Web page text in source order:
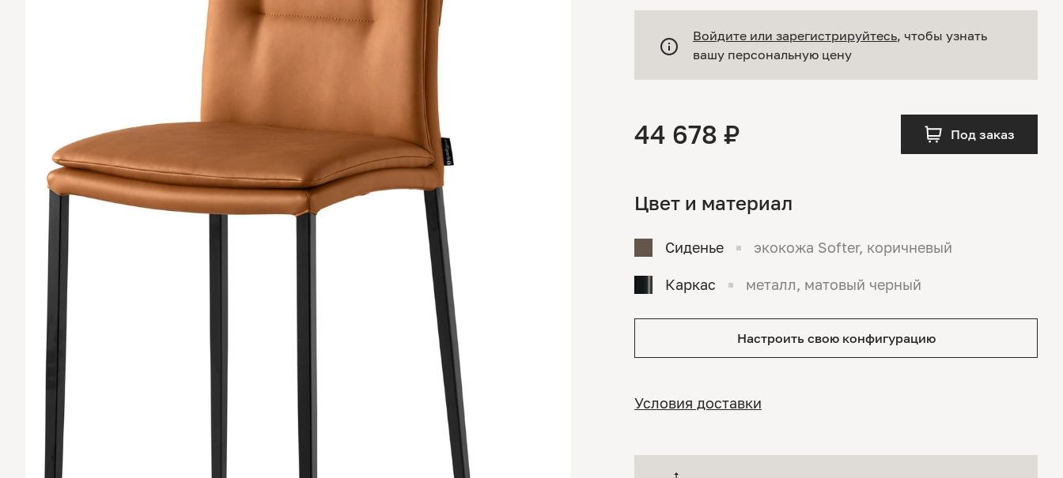
Войдите или зарегистрируйтесь, чтобы узнать
вашу персональную цену
44 678 ₽ Под заказ
Цвет и материал
Сиденье экокожа Softer, коричневый
Каркас металл, матовый черный
Настроить свою конфигурацию
Условия доставки